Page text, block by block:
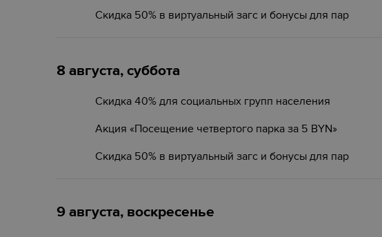
Скидка 50% в виртуальный загс и бонусы для пар
8 августа, суббота
Скидка 40% для социальных групп населения
Акция «Посещение четвертого парка за 5 BYN»
Скидка 50% в виртуальный загс и бонусы для пар
9 августа, воскресенье